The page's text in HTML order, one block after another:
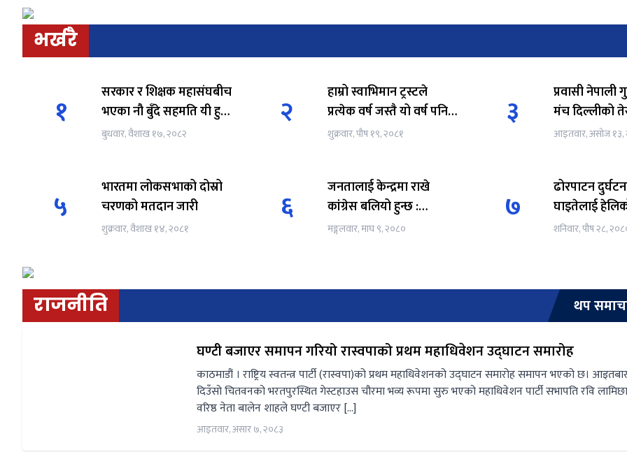
भर्खरै
१
सरकार र शिक्षक महासंघबीच
भएका नौ बुँदे सहमति यी हुन
।
बुधवार, वैशाख १७, २०८२
२
हाम्रो स्वाभिमान ट्रस्टले
प्रत्येक वर्ष जस्तै यो वर्ष पनि
सालको पहिलो दिन
शुक्रवार, पौष १९, २०८१
३
प्रवासी नेपाली
मंच दिल्लीको
सम्पन्न
आइतवार, असोज १३,
५
भारतमा लोकसभाको दोस्रो
चरणको मतदान जारी
शुक्रवार, वैशाख १४, २०८१
६
जनतालाई केन्द्रमा राखे
कांग्रेस बलियो हुन्छ :
सभापति देउवा
मङ्गलवार, माघ ९, २०८०
७
ढोरपाटन
घाइतेलाई
पोखरा पठाइयो
शनिवार, पौष २८,
राजनीति
थप
घण्टी बजाएर समापन गरियो रास्वपाको प्रथम महाधिवेशन उद्घाटन समारोह
काठमाडौं । राष्ट्रिय स्वतन्त्र पार्टी (रास्वपा)को प्रथम महाधिवेशनको उद्घाटन समारोह समापन भएको छ।
दिउँसो चितवनको भरतपुरस्थित गेस्टहाउस चौरमा भव्य रूपमा सुरु भएको महाधिवेशन पार्टी सभापति रवि
वरिष्ठ नेता बालेन शाहले घण्टी बजाएर […]
आइतवार, असार ७, २०८३